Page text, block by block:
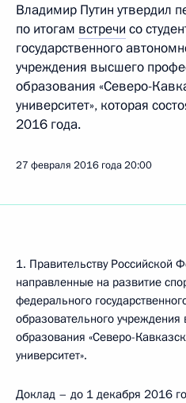
Владимир Путин утвердил
по итогам встречи со
государственного
учреждения высшего
образования «Северо-
университет», которая
2016 года.
27 февраля 2016 года20:00
1. Правительству Российской
направленные на развитие
федерального
образовательного
образования «Северо-
университет».
Доклад – до 1 декабря 2016